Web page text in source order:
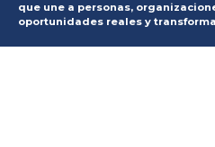
que une a personas,
oportunidades reales y